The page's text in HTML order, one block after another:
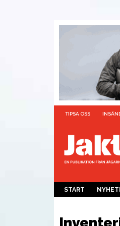
TIPSA OSS
START